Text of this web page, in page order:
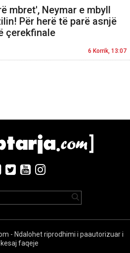
mbret', Neymar e mbyll
Për herë të parë asnjë
çerekfinale
6 Korrik, 13:07
- Ndalohet riprodhimi i paautorizuar i
kesaj faqeje